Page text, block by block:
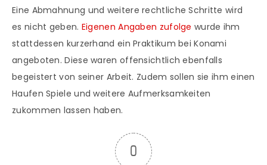
Eine Abmahnung und weitere rechtliche Schritte wird
es nicht geben. Eigenen Angaben zufolge wurde ihm
stattdessen kurzerhand ein Praktikum bei Konami
angeboten. Diese waren offensichtlich ebenfalls
begeistert von seiner Arbeit. Zudem sollen sie ihm einen
Haufen Spiele und weitere Aufmerksamkeiten
zukommen lassen haben.
0